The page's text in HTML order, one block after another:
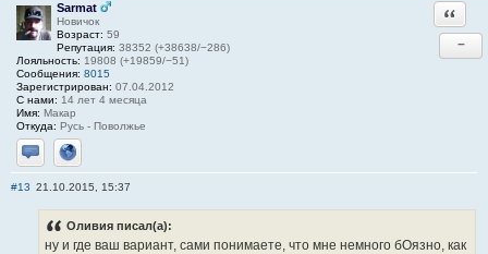
Sarmat
Новичок
Возраст: 59
Репутация: 38352 (+38638/−286)
Лояльность: 19808 (+19859/−51)
Сообщения: 8015
Зарегистрирован: 07.04.2012
С нами: 14 лет 4 месяца
Имя: Макар
Откуда: Русь - Поволжье
Отправить личное сообщение
Сайт
−
#13 21.10.2015, 15:37
Оливия писал(а):
ну и где ваш вариант, сами понимаете, что мне немного бОязно, как